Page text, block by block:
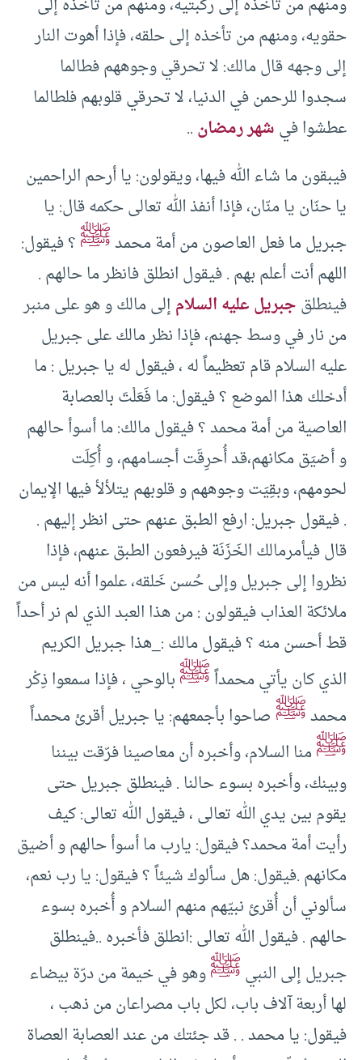
حقويه، ومنهم من تأخذه إلى حلقه، فإذا أهوت النار
إلى وجهه قال مالك: لا تحرقي وجوههم فطالما
سجدوا للرحمن في الدنيا، لا تحرقي قلوبهم فلطالما
عطشوا فيشهر رمضان..
فيبقون ما شاء الله فيها، ويقولون: يا أرحم الراحمين
يا حنّان يا منّان، فإذا أنفذ الله تعالى حكمه قال: يا
جبريل ما فعل العاصون من أمة محمدﷺ؟ فيقول:
اللهم أنت أعلم بهم . فيقول انطلق فانظر ما حالهم .
فينطلقجبريل عليه السلامإلى مالك و هو على منبر
من نار في وسط جهنم، فإذا نظر مالك على جبريل
عليه السلام قام تعظيماً له ، فيقول له يا جبريل : ما
أدخلك هذا الموضع ؟ فيقول: ما فَعَلْتَ بالعصابة
العاصية من أمة محمد ؟ فيقول مالك: ما أسوأ حالهم
و أضيَق مكانهم،قد أُحرِقَت أجسامهم، و أُكِلَت
لحومهم، وبقِيَت وجوههم و قلوبهم يتلألأ فيها الإيمان
. فيقول جبريل: ارفع الطبق عنهم حتى انظر إليهم .
قال فيأمرمالك الخَزَنَة فيرفعون الطبق عنهم، فإذا
نظروا إلى جبريل وإلى حُسن خَلقه، علموا أنه ليس من
ملائكة العذاب فيقولون : من هذا العبد الذي لم نر أحداً
قط أحسن منه ؟ فيقول مالك :_هذا جبريل الكريم
الذي كان يأتي محمداًﷺبالوحي ، فإذا سمعوا ذِكْر
محمدﷺ صاحوا بأجمعهم: يا جبريل أقرئ محمداً
ﷺمنا السلام، وأخبره أن معاصينا فرّقت بيننا
وبينك، وأخبره بسوء حالنا . فينطلق جبريل حتى
يقوم بين يدي الله تعالى ، فيقول الله تعالى: كيف
رأيت أمة محمد؟ فيقول: يارب ما أسوأ حالهم و أضيق
مكانهم .فيقول: هل سألوك شيئاً ؟ فيقول: يا رب نعم،
سألوني أن أُقرئ نبيّهم منهم السلام و أُخبره بسوء
حالهم . فيقول الله تعالى :انطلق فأخبره ..فينطلق
جبريل إلى النبيﷺوهو في خيمة من درّة بيضاء
لها أربعة آلاف باب، لكل باب مصراعان من ذهب ،
فيقول: يا محمد . . قد جئتك من عند العصابة العصاة